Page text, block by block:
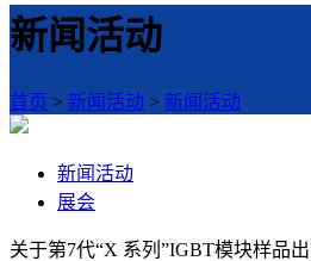
新闻活动
首页 > 新闻活动 > 新闻活动
新闻活动
展会
关于第7代“X 系列”IGBT模块样品